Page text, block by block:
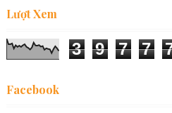
Lượt Xem
3 9 7 7
Facebook